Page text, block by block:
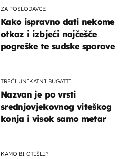
ZA POSLODAVCE
Kako ispravno dati nekome
otkaz i izbjeći najčešće
pogreške te sudske sporove
TREĆI UNIKATNI BUGATTI
Nazvan je po vrsti
srednjovjekovnog viteškog
konja i visok samo metar
KAMO BI OTIŠLI?